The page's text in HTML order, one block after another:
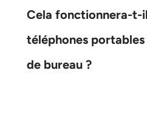
Cela fonctionnera-t-
téléphones
de bureau ?